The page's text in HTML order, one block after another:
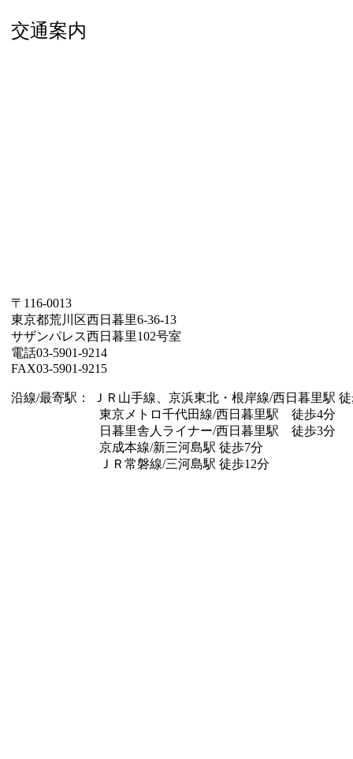
交通案内
〒116-0013
東京都荒川区西日暮里6-36-13
サザンパレス西日暮里102号室
電話03-5901-9214
FAX03-5901-9215
沿線/最寄駅： ＪＲ山手線、京浜東北・根岸線/西日暮里駅
東京メトロ千代田線/西日暮里駅 徒歩4分
日暮里舎人ライナー/西日暮里駅 徒歩3分
京成本線/新三河島駅 徒歩7分
ＪＲ常磐線/三河島駅 徒歩12分